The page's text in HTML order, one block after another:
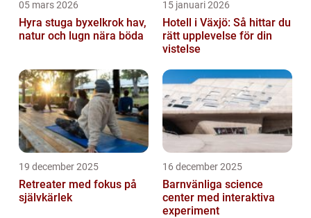
05 mars 2026
Hyra stuga byxelkrok hav,
natur och lugn nära böda
15 januari 2026
Hotell i Växjö: Så hittar du
rätt upplevelse för din
vistelse
19 december 2025
Retreater med fokus på
självkärlek
16 december 2025
Barnvänliga science
center med interaktiva
experiment